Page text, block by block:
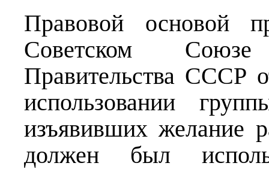
Правовой основой
Советском Союзе
Правительства СССР
использовании
изъявивших желание
должен был